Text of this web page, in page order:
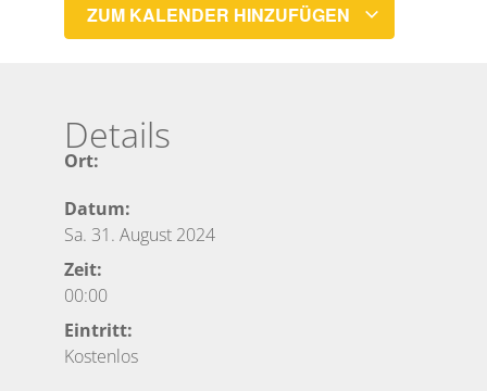
ZUM KALENDER HINZUFÜGEN
Details
Ort:
Datum:
Sa. 31. August 2024
Zeit:
00:00
Eintritt:
Kostenlos